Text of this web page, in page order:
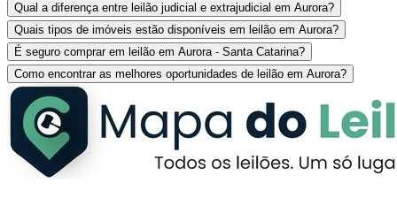
Qual a diferença entre leilão judicial e extrajudicial em Aurora?
Quais tipos de imóveis estão disponíveis em leilão em Aurora?
É seguro comprar em leilão em Aurora - Santa Catarina?
Como encontrar as melhores oportunidades de leilão em Aurora?